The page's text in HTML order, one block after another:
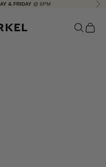
& FRIDAY @ 6PM
Search
Cart